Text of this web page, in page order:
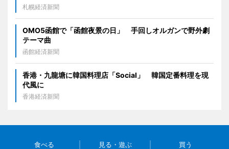
札幌経済新聞
OMO5函館で「函館夜景の日」 手回しオルガンで野外劇
テーマ曲
函館経済新聞
香港・九龍塘に韓国料理店「Social」 韓国定番料理を現
代風に
香港経済新聞
食べる 見る・遊ぶ 買う